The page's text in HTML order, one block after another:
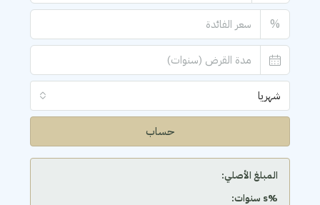
%
شهريا
حساب
المبلغ الأصلي:
‫%s سنوات: